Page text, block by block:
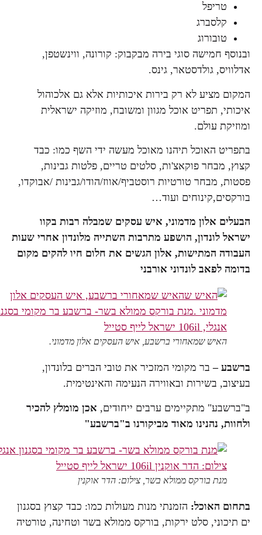
טריפל
קלסברג
טובורוג
ובנוסף חמישה סוגי בירה מבקבוק: קורונה, ווינשטפן,
אדלוויס, גולדסטאר, גינס.
המקום מציע לא רק בירות איכותיות אלא גם אלכוהול
איכותי, תפריט אוכל מגוון ומשובח, מוזיקה ישראלית
ומוזיקת עולם.
בתפריט האוכל תיהנו מאוכל מעשה ידי השף כמו: כבד
קצוץ, מבחר פוקאצ'ות, סלטים טריים, פלטות גבינות,
פסטות, מבחר טורטיות רוסטביף/אווז/הודו/גבינות /אבוקדו,
בורקסים,קינוחים ועוד…
הבעלים אלון מדמוני, איש עסקים שמבלה רבות בקוו
ישראל לונדון, הושפע מתרבות השתייה מלונדון אחרי שעות
העבודה המתישות, אלון הגשים את חלום חיו להקים מקום
בדומה לפאב לונדוני אורבני
האיש שמאחורי ברשבע, איש העסקים אלון מדמוני.
ברשבע –בר מקומי המזכיר את טובי הברים בלונדון,
בעיצוב, בשירות ובאווירה הנעימה והאינטימית.
ב"ברשבע" מתקיימים ערבים ייחודים,אכן מומלץ להכיר
ולחוות,נהנינו מאוד מביקורנו ב"ברשבע"
מנת בורקס ממולא בשר, צילום: הדר אוקנין
בתחום האוכל:הזמנתי מנות מעולות כמו: כבד קצוץ בסגנון
ים תיכוני, סלט ירקות, בורקס ממולא בשר וטחינה, טורטיה